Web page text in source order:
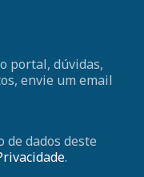
portal, dúvidas,
envie um email
de dados deste
.